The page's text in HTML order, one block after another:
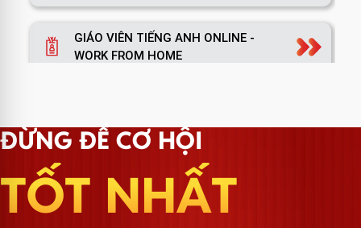
GIÁO VIÊN TIẾNG ANH ONLINE -
WORK FROM HOME
TRƯỞNG PHÒNG MARKETING
ĐỪNG ĐỂ CƠ HỘI
TỐT NHẤT